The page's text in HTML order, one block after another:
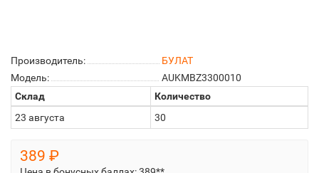
Производитель:
БУЛАТ
Модель:
AUKMBZ3300010
Склад
Количество
23 августа
30
389 ₽